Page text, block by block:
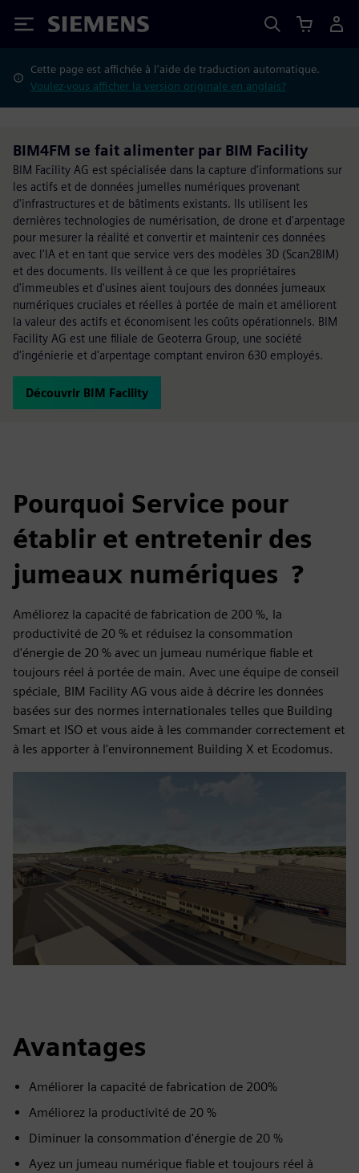
Siemens
Cette page est affichée à l'aide de traduction automatique.
Voulez-vous afficher la version originale en anglais?
BIM4FM se fait alimenter par BIM Facility
BIM Facility AG est spécialisée dans la capture d'informations sur
les actifs et de données jumelles numériques provenant
d'infrastructures et de bâtiments existants. Ils utilisent les
dernières technologies de numérisation, de drone et d'arpentage
pour mesurer la réalité et convertir et maintenir ces données
avec l'IA et en tant que service vers des modèles 3D (Scan2BIM)
et des documents. Ils veillent à ce que les propriétaires
d'immeubles et d'usines aient toujours des données jumeaux
numériques cruciales et réelles à portée de main et améliorent
la valeur des actifs et économisent les coûts opérationnels. BIM
Facility AG est une filiale de Geoterra Group, une société
d'ingénierie et d'arpentage comptant environ 630 employés.
Découvrir BIM Facility
Pourquoi Service pour
établir et entretenir des
jumeaux numériques ?
Améliorez la capacité de fabrication de 200 %, la
productivité de 20 % et réduisez la consommation
d'énergie de 20 % avec un jumeau numérique fiable et
toujours réel à portée de main. Avec une équipe de conseil
spéciale, BIM Facility AG vous aide à décrire les données
basées sur des normes internationales telles que Building
Smart et ISO et vous aide à les commander correctement et
à les apporter à l'environnement Building X et Ecodomus.
Avantages
Améliorer la capacité de fabrication de 200%
Améliorez la productivité de 20 %
Diminuer la consommation d'énergie de 20 %
Ayez un jumeau numérique fiable et toujours réel à